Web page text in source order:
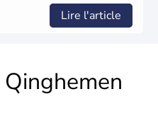
Lire l'article
Qinghemen